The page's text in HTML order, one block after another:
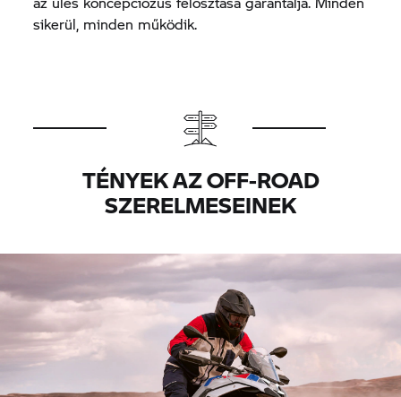
sikerül, minden működik.
TÉNYEK AZ OFF-ROAD
SZERELMESEINEK